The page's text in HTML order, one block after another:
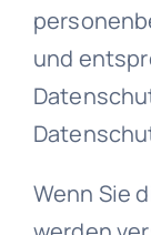
und
Wenn Sie